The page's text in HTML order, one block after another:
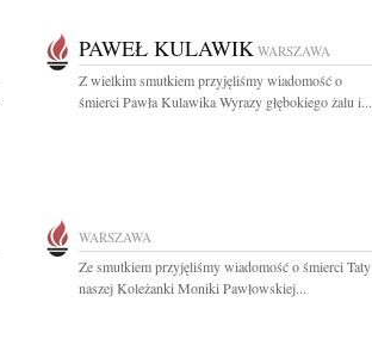
PAWEŁ KULAWIK WARSZAWA
Z wielkim smutkiem przyjęliśmy wiadomość o
śmierci Pawła Kulawika Wyrazy głębokiego żalu i...
WARSZAWA
Ze smutkiem przyjęliśmy wiadomość o śmierci Taty
naszej Koleżanki Moniki Pawłowskiej...